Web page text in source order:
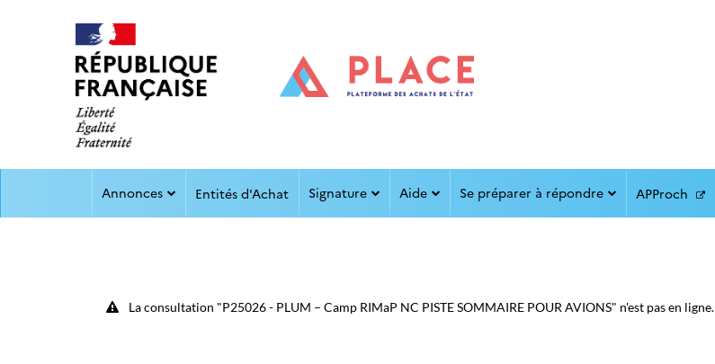
Annonces Entités d'Achat Signature Aide Se préparer à répondre APProch
La consultation "P25026 - PLUM – Camp RIMaP NC PISTE SOMMAIRE POUR AVIONS" n'est pas en ligne.